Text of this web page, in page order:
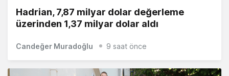
Hadrian, 7,87 milyar dolar değerleme
üzerinden 1,37 milyar dolar aldı
Candeğer Muradoğlu 9 saat önce